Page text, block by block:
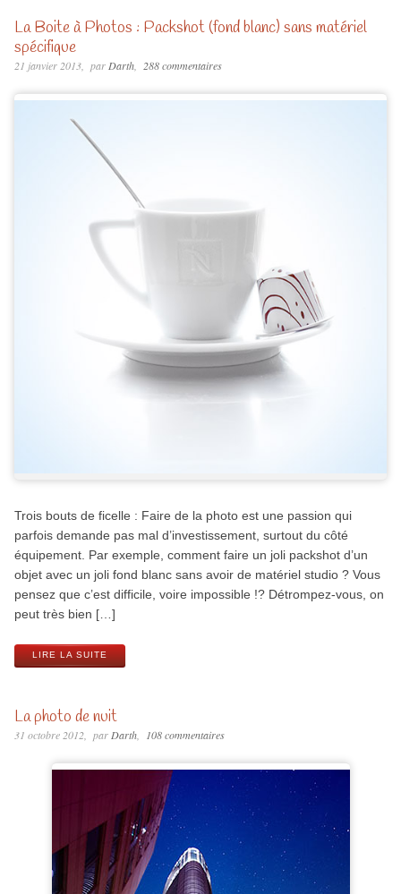
La Boite à Photos : Packshot (fond blanc) sans matériel
spécifique
21 janvier 2013 par Darth 288 commentaires
Trois bouts de ficelle : Faire de la photo est une passion qui
parfois demande pas mal d’investissement, surtout du côté
équipement. Par exemple, comment faire un joli packshot d’un
objet avec un joli fond blanc sans avoir de matériel studio ? Vous
pensez que c’est difficile, voire impossible !? Détrompez-vous, on
peut très bien […]
LIRE LA SUITE
La photo de nuit
31 octobre 2012 par Darth 108 commentaires